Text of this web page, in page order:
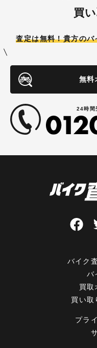
買
査定は無料！貴方のバ
無料
24時間
バイク
バ
買取
買い取
プラ